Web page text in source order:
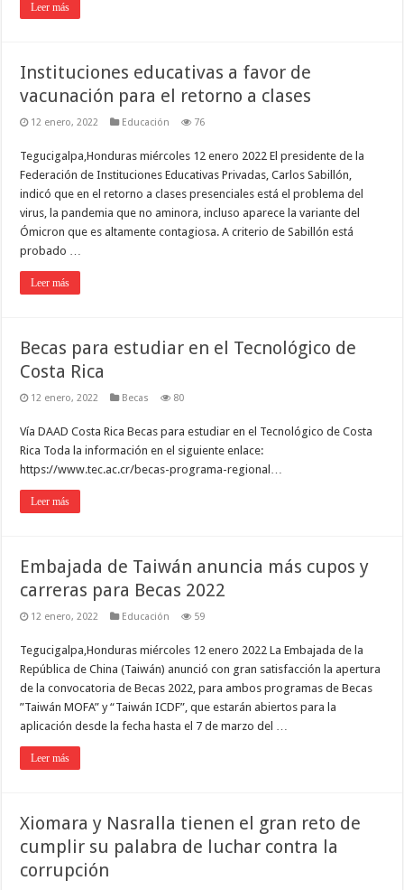
Leer más
Instituciones educativas a favor de
vacunación para el retorno a clases
12 enero, 2022 Educación 76
Tegucigalpa,Honduras miércoles 12 enero 2022 El presidente de la
Federación de Instituciones Educativas Privadas, Carlos Sabillón,
indicó que en el retorno a clases presenciales está el problema del
virus, la pandemia que no aminora, incluso aparece la variante del
Ómicron que es altamente contagiosa. A criterio de Sabillón está
probado …
Leer más
Becas para estudiar en el Tecnológico de
Costa Rica
12 enero, 2022 Becas 80
Vía DAAD Costa Rica Becas para estudiar en el Tecnológico de Costa
Rica Toda la información en el siguiente enlace:
https://www.tec.ac.cr/becas-programa-regional…
Leer más
Embajada de Taiwán anuncia más cupos y
carreras para Becas 2022
12 enero, 2022 Educación 59
Tegucigalpa,Honduras miércoles 12 enero 2022 La Embajada de la
República de China (Taiwán) anunció con gran satisfacción la apertura
de la convocatoria de Becas 2022, para ambos programas de Becas
”Taiwán MOFA” y “Taiwán ICDF”, que estarán abiertos para la
aplicación desde la fecha hasta el 7 de marzo del …
Leer más
Xiomara y Nasralla tienen el gran reto de
cumplir su palabra de luchar contra la
corrupción